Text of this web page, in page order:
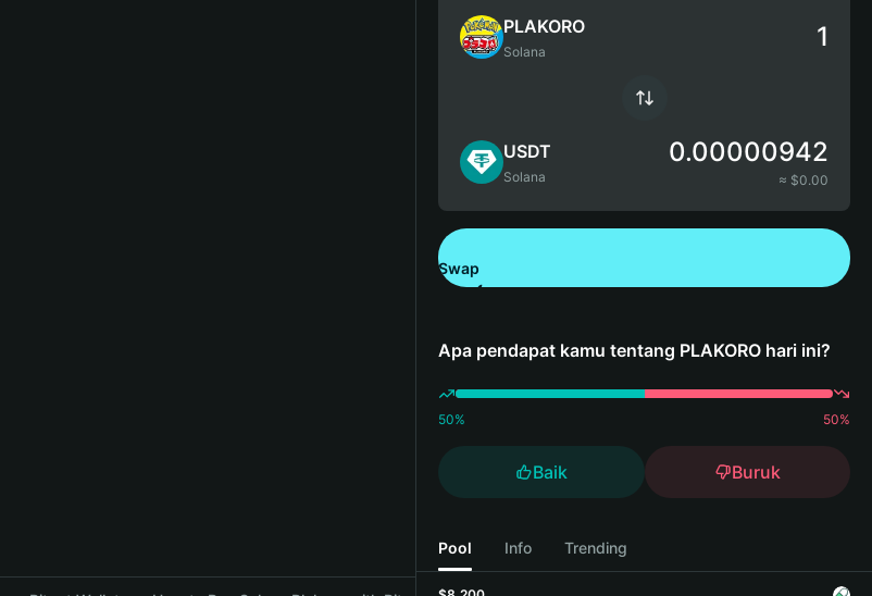
PLAKORO
Solana
USDT
Solana
0.00000942
≈ $0.00
Swap
Apa pendapat kamu tentang PLAKORO hari ini?
50% 50%
Baik Buruk
Pool Info Trending